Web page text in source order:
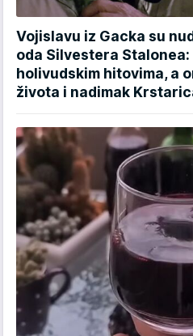
Vojislavu iz Gacka su
oda Silvestera Stalonea:
holivudskim hitovima, a
života i nadimak